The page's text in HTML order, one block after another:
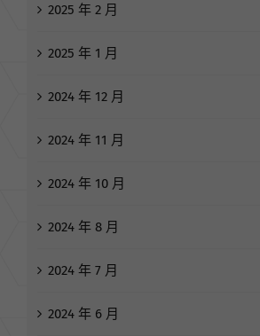
2025 年 2 月
2025 年 1 月
2024 年 12 月
2024 年 11 月
2024 年 10 月
2024 年 8 月
2024 年 7 月
2024 年 6 月